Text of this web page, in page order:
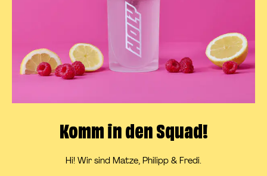
Komm in den Squad!
Hi! Wir sind Matze, Philipp & Fredi.